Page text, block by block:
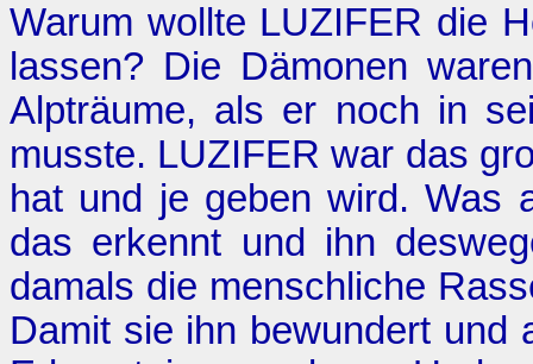
Warum wollte LUZIFER die
lassen? Die Dämonen
Alpträume, als er noch in
musste. LUZIFER war das
hat und je geben wird. Was
das erkennt und ihn
damals die menschliche
Damit sie ihn bewundert und